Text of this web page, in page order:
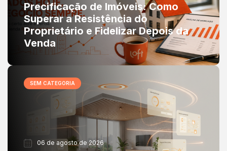
Precificação de Imóveis: Como
Superar a Resistência do
Proprietário e Fidelizar Depois da
Venda
SEM CATEGORIA
06 de agosto de 2026